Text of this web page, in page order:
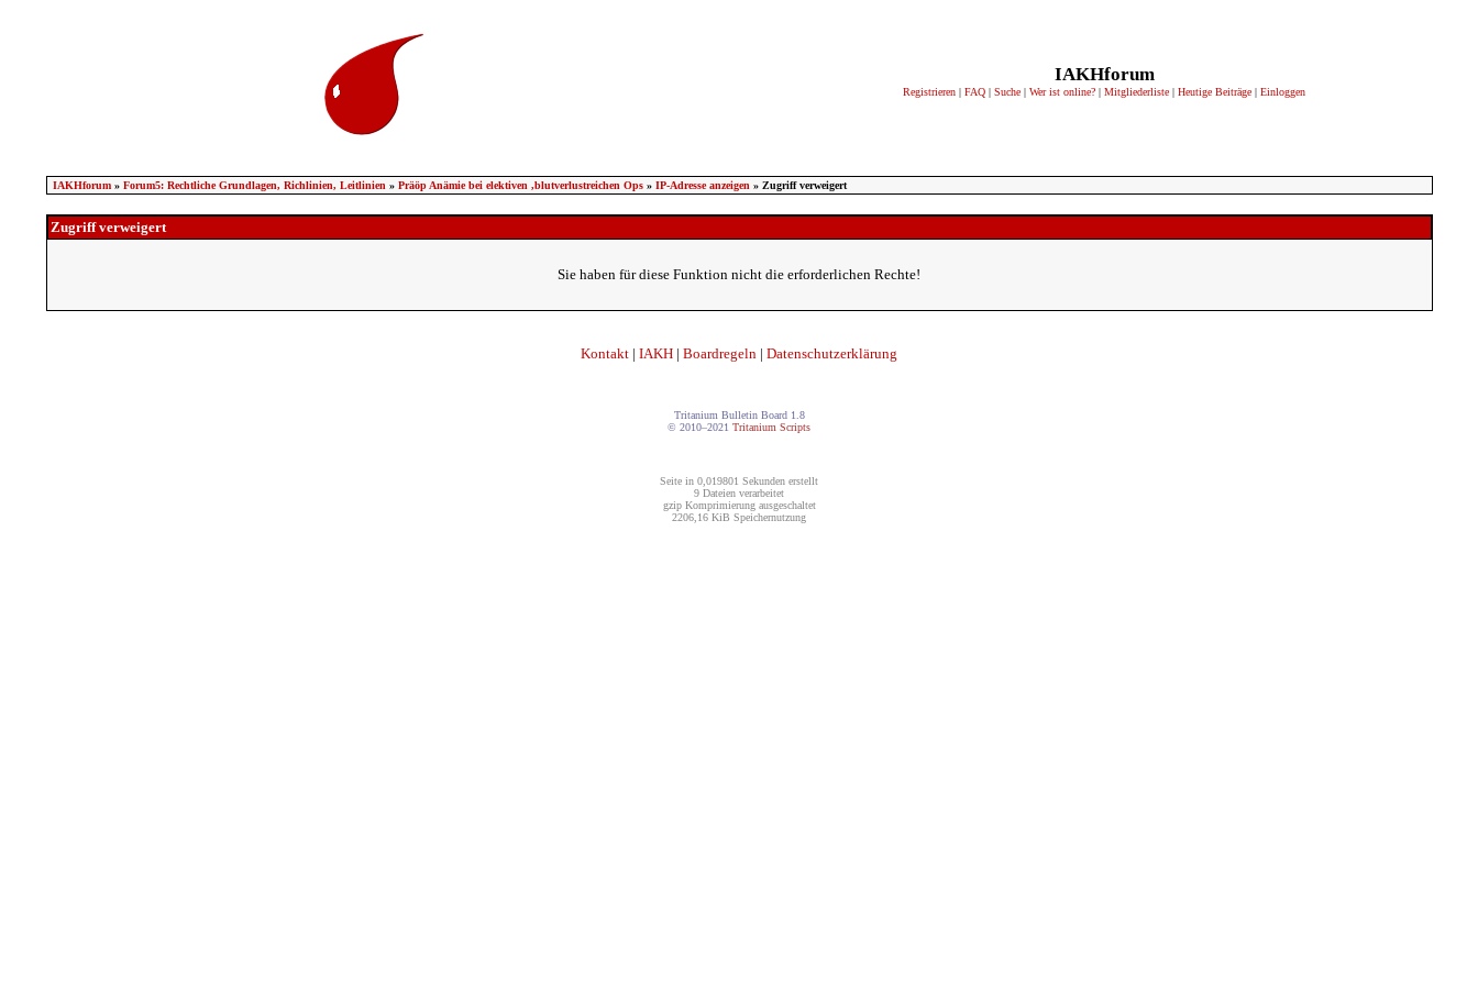
IAKHforum
Registrieren | FAQ | Suche | Wer ist online? | Mitgliederliste | Heutige Beiträge | Einloggen
IAKHforum» Forum5: Rechtliche Grundlagen, Richlinien, Leitlinien » Präöp Anämie bei elektiven ,blutverlustreichen Ops» IP-Adresse anzeigen » Zugriff verweigert
Zugriff verweigert
Sie haben für diese Funktion nicht die erforderlichen Rechte!
Kontakt | IAKH | Boardregeln | Datenschutzerklärung
Tritanium Bulletin Board 1.8
© 2010–2021 Tritanium Scripts
Seite in 0,019801 Sekunden erstellt
9 Dateien verarbeitet
gzip Komprimierung ausgeschaltet
2206,16 KiB Speichernutzung